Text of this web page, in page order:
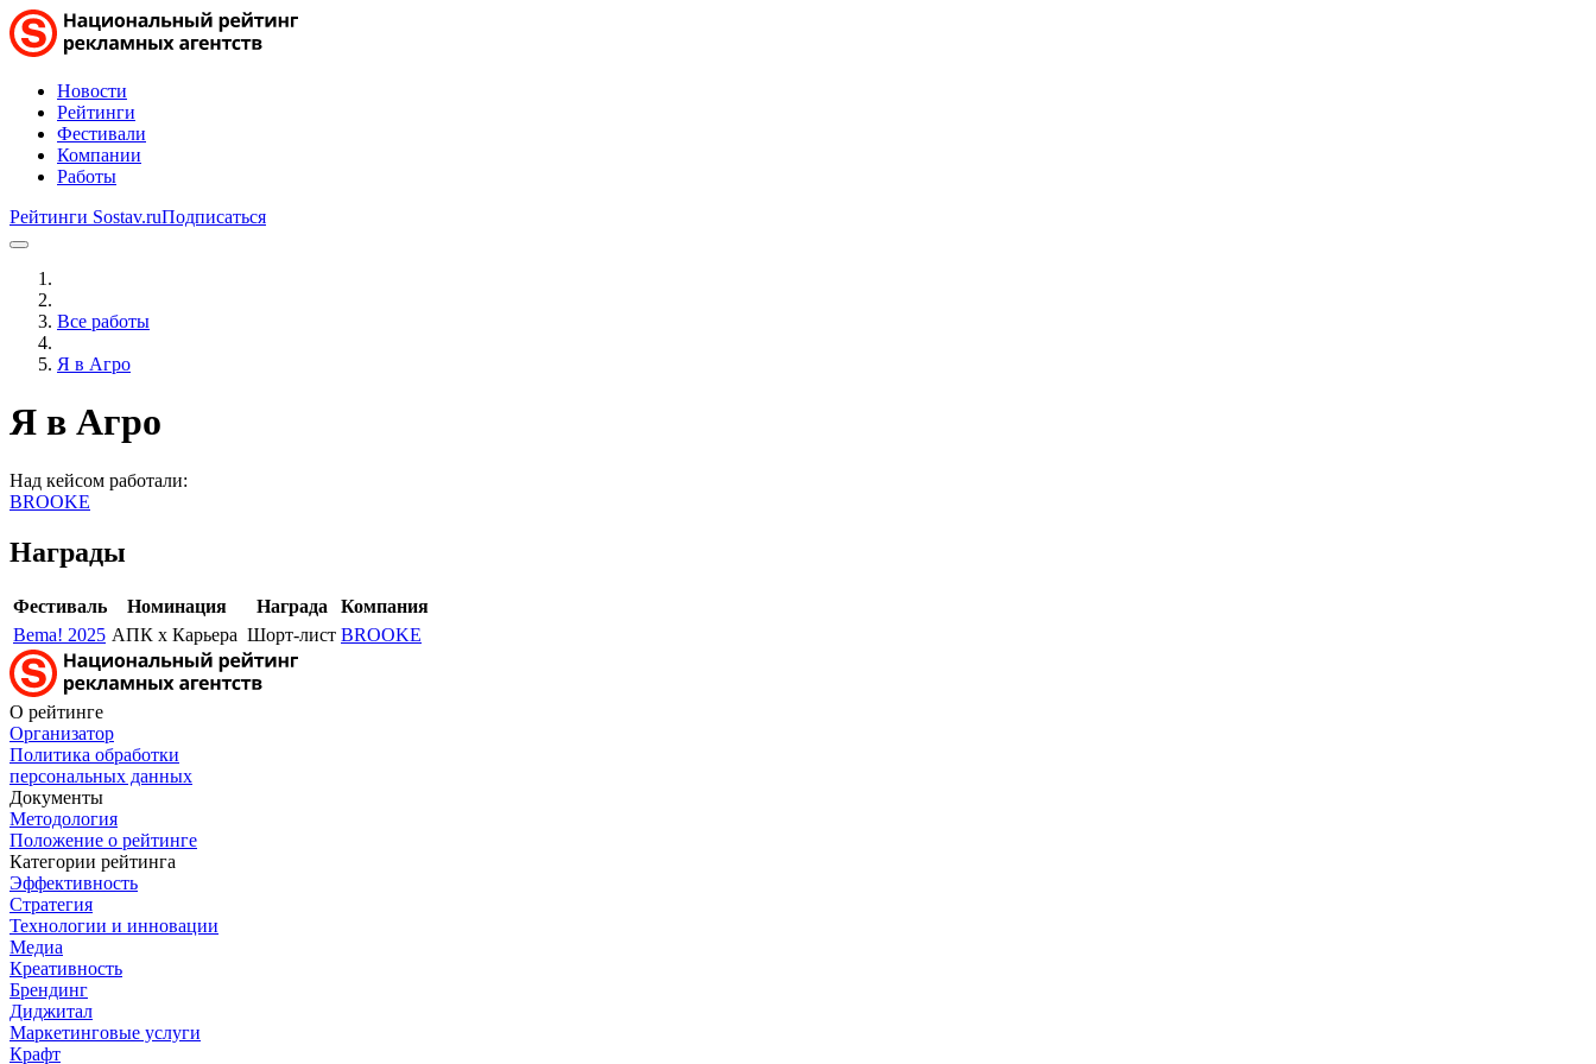
Новости
Рейтинги
Фестивали
Компании
Работы
Рейтинги Sostav.ruПодписаться
Все работы
Я в Агро
Я в Агро
Над кейсом работали:
BROOKE
Награды
Фестиваль Номинация Награда
Компания
Bema! 2025 АПК x Карьера Шорт-лист BROOKE
О рейтинге
Организатор
Политика обработки
персональных данных
Документы
Методология
Положение о рейтинге
Категории рейтинга
Эффективность
Стратегия
Технологии и инновации
Медиа
Креативность
Брендинг
Диджитал
Маркетинговые услуги
Крафт